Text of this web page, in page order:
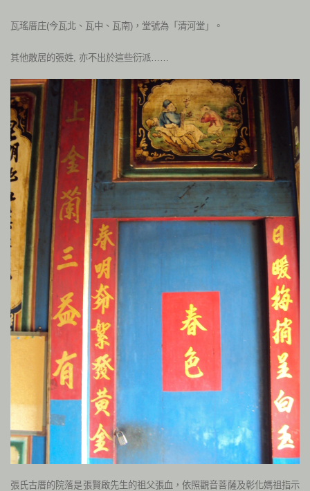
瓦瑤厝庄(今瓦北、瓦中、瓦南)，堂號為「清河堂」。
其他散居的張姓, 亦不出於這些衍派……
張氏古厝的院落是張賢啟先生的祖父張血，依照觀音菩薩及彰化媽祖指示